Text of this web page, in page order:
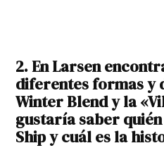
2. En Larsen
diferentes formas y
Winter Blend y la
gustaría saber
Ship y cuál es la